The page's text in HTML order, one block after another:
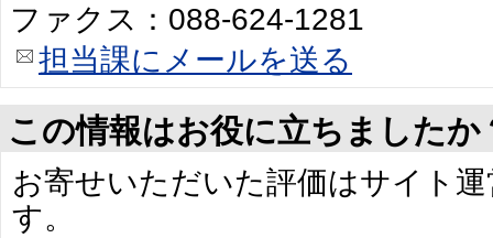
ファクス：088-624-1281
担当課にメールを送る
この情報はお役に立ちましたか
お寄せいただいた評価はサイト
す。